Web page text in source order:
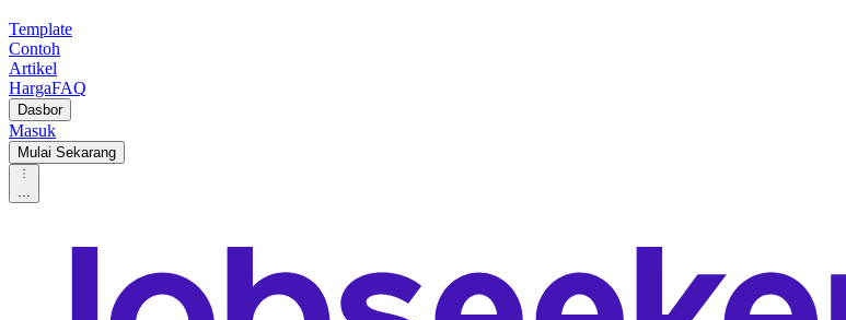
Template
Contoh
Artikel
HargaFAQ
Dasbor
Masuk
Mulai Sekarang
...